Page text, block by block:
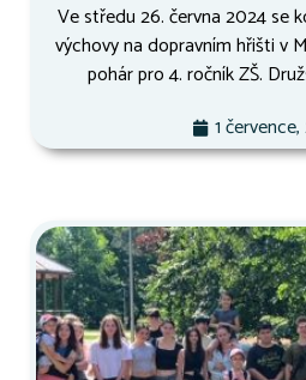
Ve středu 26. června 2024 se
výchovy na dopravním hřišti v
pohár pro 4. ročník ZŠ.
1